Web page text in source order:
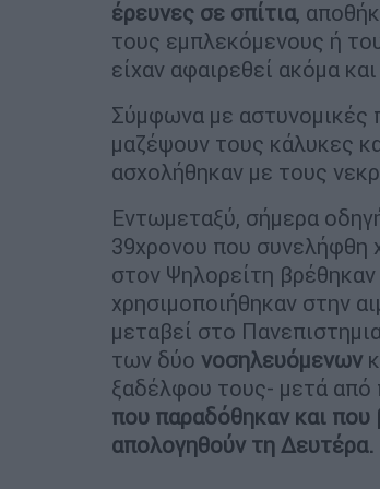
έρευνες σε σπίτια,
τους εμπλεκόμενους ή
είχαν αφαιρεθεί ακόμα
Σύμφωνα με αστυνομικές
μαζέψουν τους κάλυκες
ασχολήθηκαν με τους
Εντωμεταξύ, σήμερα
39χρονου που συνελήφθη
στον Ψηλορείτη
χρησιμοποιήθηκαν στην
μεταβεί στο
των δύο νοσηλευόμενων
ξαδέλφου τους- μετά από
που παραδόθηκαν και που
απολογηθούν τη Δευτέρα.